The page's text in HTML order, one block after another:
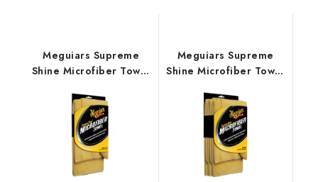
Meguiars Supreme
Shine Microfiber Towel
mikrovláknová utěrka
Meguiars Supreme
Shine Microfiber Towel
mikrovláknová utěrka